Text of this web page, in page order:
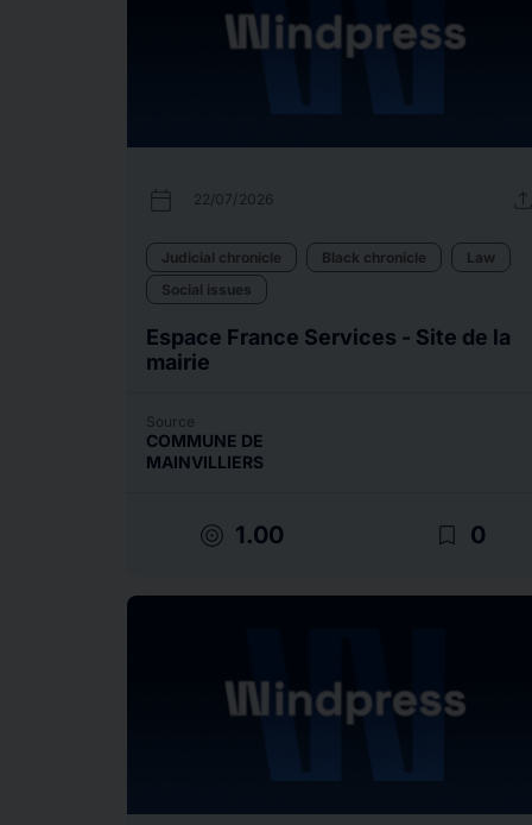
calendar_today 22/07/2026
Judicial chronicle Black chronicle
Law
Social issues
Espace France Services - Site de la
mairie
Source
COMMUNE DE
MAINVILLIERS
target 1.00 bookmark_border 0